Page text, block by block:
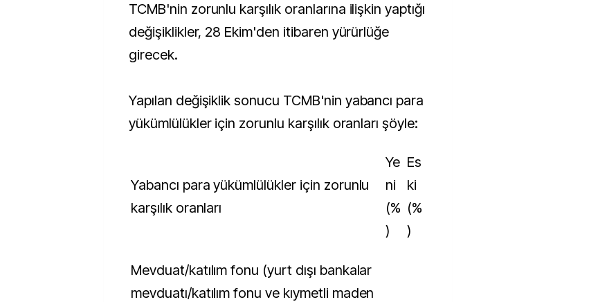
TCMB'nin zorunlu karşılık oranlarına ilişkin yaptığı
değişiklikler, 28 Ekim'den itibaren yürürlüğe
girecek.
Yapılan değişiklik sonucu TCMB'nin yabancı para
yükümlülükler için zorunlu karşılık oranları şöyle:
Yabancı para yükümlülükler için zorunlu
karşılık oranları
Ye
ni
(%
)
Es
ki
(%
)
Mevduat/katılım fonu (yurt dışı bankalar
mevduatı/katılım fonu ve kıymetli maden